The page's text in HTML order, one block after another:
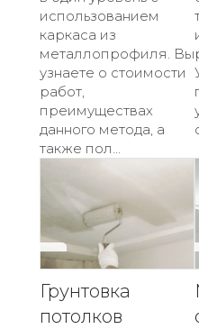
использованием
каркаса из
металлопрофиля. Вы
узнаете о стоимости
работ,
преимуществах
данного метода, а
также пол...
Грунтовка
потолков